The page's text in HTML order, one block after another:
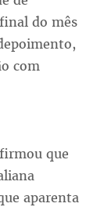
do mês
com
que
aparenta